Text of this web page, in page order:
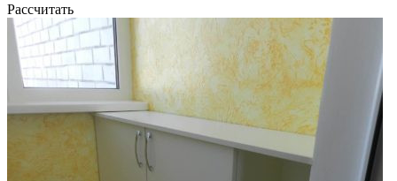
Рассчитать